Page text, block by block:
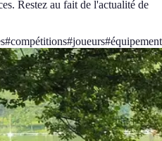
Restez au fait de l'actualité de
#compétitions#joueurs#